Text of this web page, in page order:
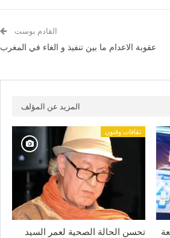
القادم بوست
عقوبة الاعدام ما بين تنفيذ و الغاء في المغرب
المزيد عن المؤلف
ثقافات وفنون
تحسن الحالة الصحية لعمر السيد